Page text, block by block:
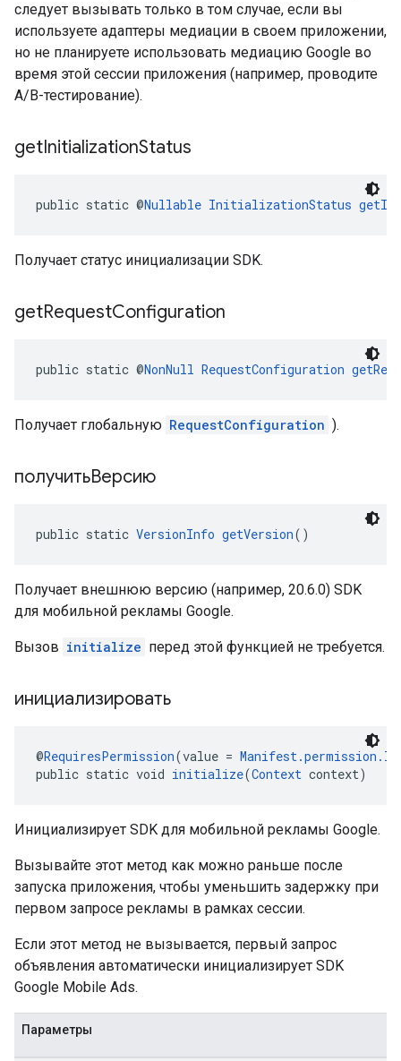
следует вызывать только в том случае, если вы
используете адаптеры медиации в своем приложении,
но не планируете использовать медиацию Google во
время этой сессии приложения (например, проводите
A/B-тестирование).
getInitializationStatus
public static @Nullable InitializationStatus
Получает статус инициализации SDK.
getRequestConfiguration
public static @NonNull RequestConfiguration
Получает глобальную RequestConfiguration ).
получитьВерсию
public static VersionInfo getVersion()
Получает внешнюю версию (например, 20.6.0) SDK
для мобильной рекламы Google.
Вызов initialize перед этой функцией не требуется.
инициализировать
@RequiresPermission(value =
public static void initialize(Context context)
Инициализирует SDK для мобильной рекламы Google.
Вызывайте этот метод как можно раньше после
запуска приложения, чтобы уменьшить задержку при
первом запросе рекламы в рамках сессии.
Если этот метод не вызывается, первый запрос
объявления автоматически инициализирует SDK
Google Mobile Ads.
Параметры